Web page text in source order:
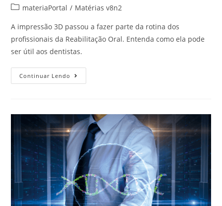
materiaPortal / Matérias v8n2
A impressão 3D passou a fazer parte da rotina dos
profissionais da Reabilitação Oral. Entenda como ela pode
ser útil aos dentistas.
Continuar Lendo